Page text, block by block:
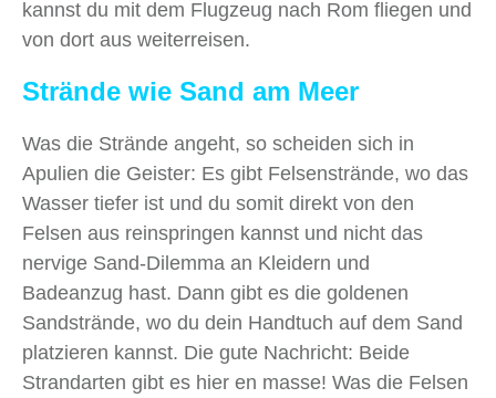
kannst du mit dem Flugzeug nach Rom fliegen und
von dort aus weiterreisen.
Strände wie Sand am Meer
Was die Strände angeht, so scheiden sich in
Apulien die Geister: Es gibt Felsenstrände, wo das
Wasser tiefer ist und du somit direkt von den
Felsen aus reinspringen kannst und nicht das
nervige Sand-Dilemma an Kleidern und
Badeanzug hast. Dann gibt es die goldenen
Sandstrände, wo du dein Handtuch auf dem Sand
platzieren kannst. Die gute Nachricht: Beide
Strandarten gibt es hier en masse! Was die Felsen